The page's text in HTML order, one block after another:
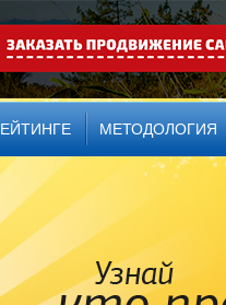
МЕТОДОЛОГИЯ